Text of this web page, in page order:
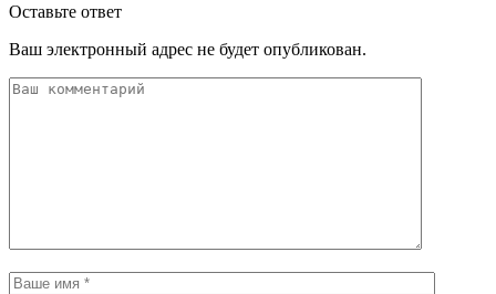
Оставьте ответ
Ваш электронный адрес не будет опубликован.